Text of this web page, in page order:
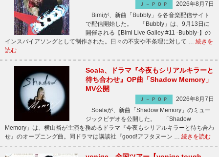
Ｊ－ＰＯＰ
2026年8月7日
Bimiが、新曲「Bubbly」を各音楽配信サイト
で配信開始した。 「Bubbly」は、9月13日に
開催される【Bimi Live Galley #11 -Bubbly-】の
インスパイアソングとして制作された。日々の不安や不条理に対して … 続きを
読む
Soala、ドラマ『今夜もシリアルキラーと
待ち合わせ』OP曲「Shadow Memory」
MV公開
Ｊ－ＰＯＰ
2026年8月7日
Soalaが、新曲「Shadow Memory」のミュー
ジックビデオを公開した。 「Shadow
Memory」は、横山裕が主演を務めるドラマ『今夜もシリアルキラーと待ち合わ
せ』のオープニング曲。同ドラマは講談社『good!アフタヌーン … 続きを読む